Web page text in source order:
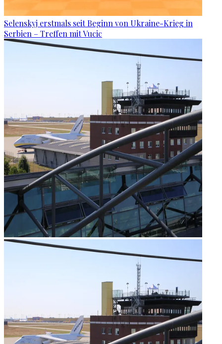
Selenskyj erstmals seit Beginn von Ukraine-Krieg in
Serbien – Treffen mit Vucic